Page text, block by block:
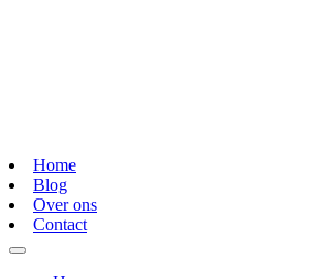
Home
Blog
Over ons
Contact